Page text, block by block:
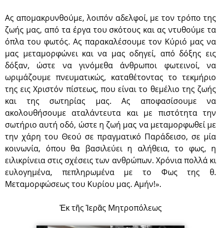
Ας απομακρυνθούμε, λοιπόν αδελφοί, με τον τρόπο της
ζωής μας, από τα έργα του σκότους και ας ντυθούμε τα
όπλα του φωτός. Ας παρακαλέσουμε τον Κύριό μας να
μας μεταμορφώνει και να μας οδηγεί, από δόξης εις
δόξαν, ώστε να γινόμεθα άνθρωποι φωτεινοί, να
ωριμάζουμε πνευματικώς, καταθέτοντας το τεκμήριο
της εις Χριστόν πίστεως, που είναι το θεμέλιο της ζωής
και της σωτηρίας μας. Ας αποφασίσουμε να
ακολουθήσουμε αταλάντευτα και με πιστότητα την
σωτήριο αυτή οδό, ώστε η ζωή μας να μεταμορφωθεί με
την χάρη του Θεού σε πραγματικό Παράδεισο, σε μία
κοινωνία, όπου θα βασιλεύει η αλήθεια, το φως, η
ειλικρίνεια στις σχέσεις των ανθρώπων. Χρόνια πολλά κι
ευλογημένα, πεπληρωμένα με το Φως της θ.
Μεταμορφώσεως του Κυρίου μας. Αμήν!».
Ἐκ τῆς Ἱερᾶς Μητροπόλεως